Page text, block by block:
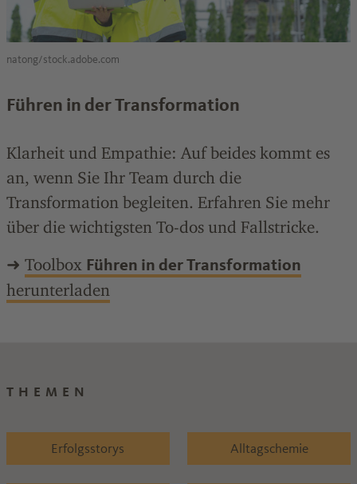
natong/stock.adobe.com
Führen in der Transformation
Klarheit und Empathie: Auf beides kommt es
an, wenn Sie Ihr Team durch die
Transformation begleiten. Erfahren Sie mehr
über die wichtigsten To-dos und Fallstricke.
➜ Toolbox Führen in der Transformation
herunterladen
THEMEN
Erfolgsstorys Alltagschemie